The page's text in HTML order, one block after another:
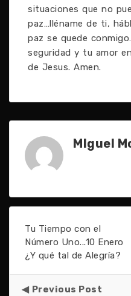
situaciones que no
paz…lléname de ti,
paz se quede
seguridad y tu amor
de Jesus. Amen.
MIguel
Tu Tiempo con el
Número Uno...10 Enero
¿Y qué tal de Alegría?
Previous Post